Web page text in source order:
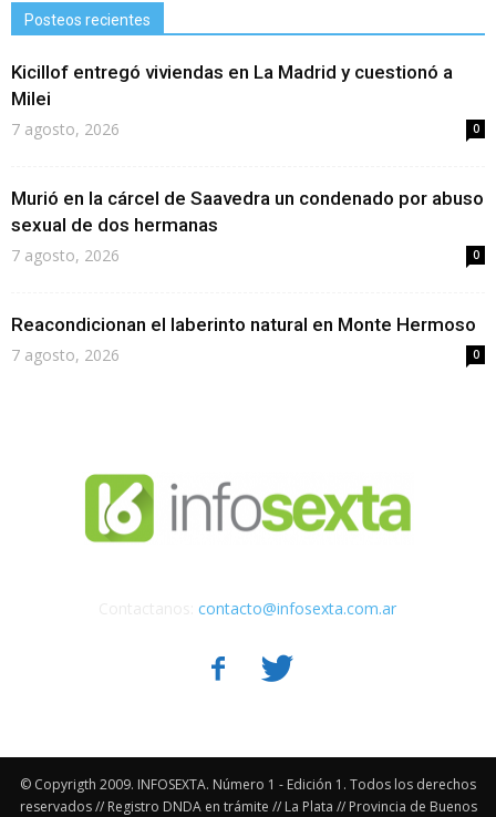
Posteos recientes
Kicillof entregó viviendas en La Madrid y cuestionó a
Milei
7 agosto, 2026 0
Murió en la cárcel de Saavedra un condenado por abuso
sexual de dos hermanas
7 agosto, 2026 0
Reacondicionan el laberinto natural en Monte Hermoso
7 agosto, 2026 0
contacto@infosexta.com.ar
© Copyrigth 2009. INFOSEXTA. Número 1 - Edición 1. Todos los derechos
reservados // Registro DNDA en trámite // La Plata // Provincia de Buenos